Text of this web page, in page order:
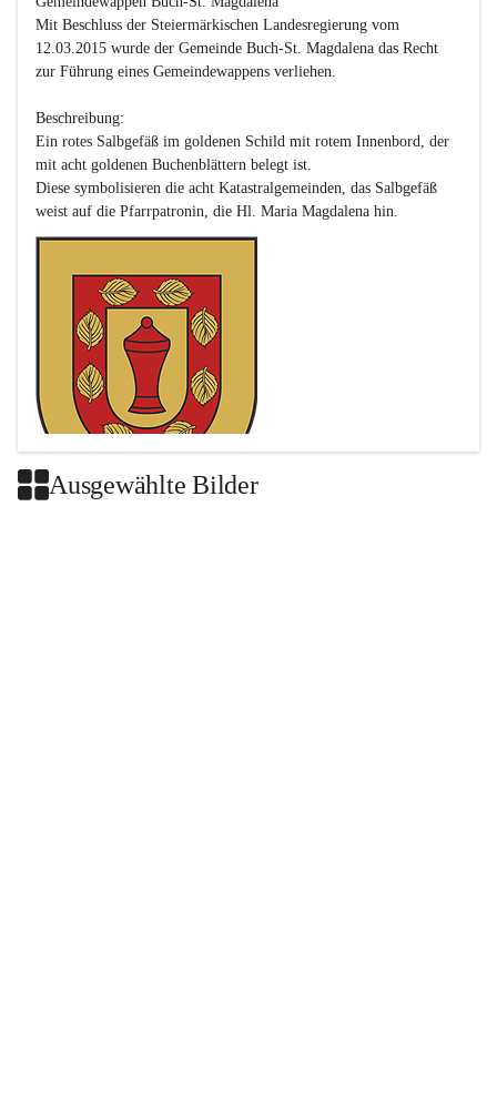
Mit Beschluss der Steiermärkischen Landesregierung vom
12.03.2015 wurde der Gemeinde Buch-St. Magdalena das Recht
zur Führung eines Gemeindewappens verliehen.
Beschreibung:
Ein rotes Salbgefäß im goldenen Schild mit rotem Innenbord, der
mit acht goldenen Buchenblättern belegt ist.
Diese symbolisieren die acht Katastralgemeinden, das Salbgefäß
Ausgewählte Bilder